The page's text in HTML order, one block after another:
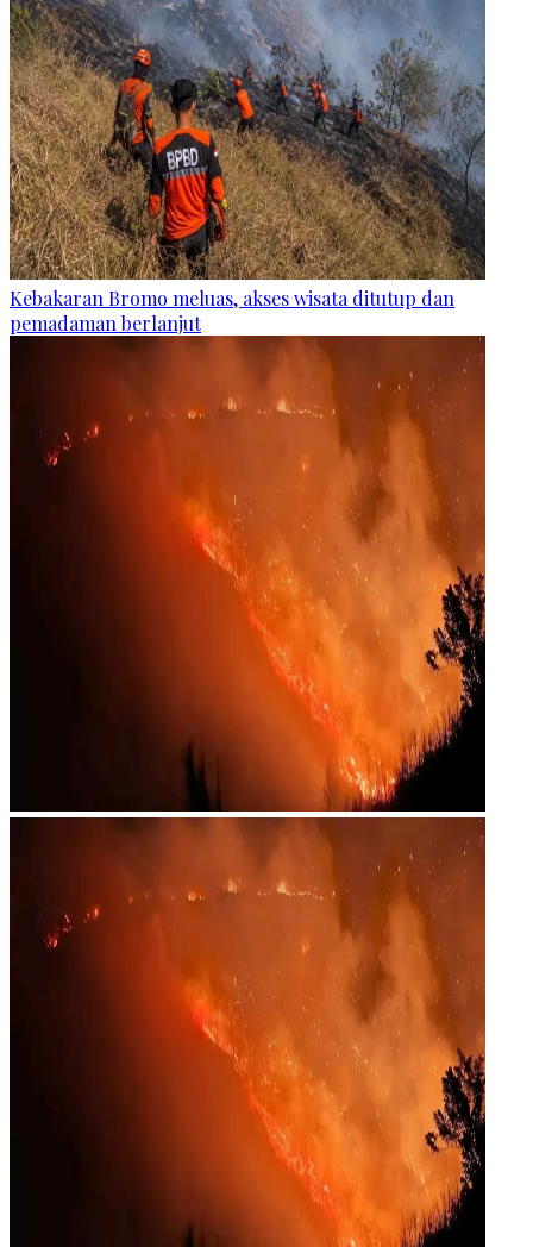
Kebakaran Bromo meluas, akses wisata ditutup dan
pemadaman berlanjut